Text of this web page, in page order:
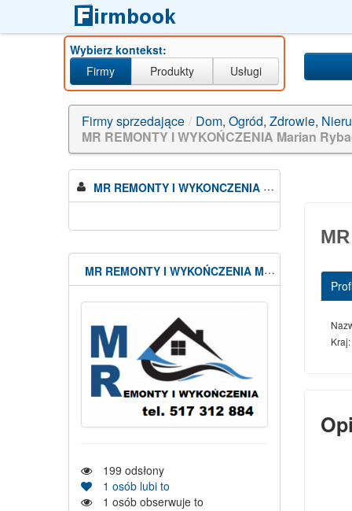
Wybierz kontekst:
Firmy
Produkty Usługi
Firmy sprzedające / Dom, Ogród, Zdrowie,
MR REMONTY I WYKOŃCZENIA Marian
MR REMONTY I WYKONCZENIA Marian Rybacki
MR REMONTY I WYKOŃCZENIA Marian Rybacki
199 odsłony
1 osób lubi to
1 osób obserwuje to
Kraj: